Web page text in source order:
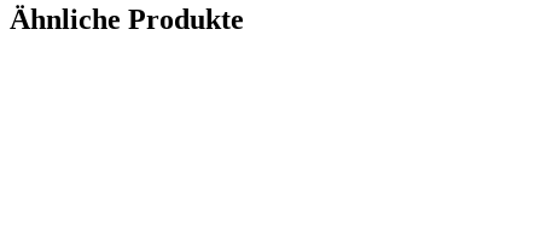
Ähnliche Produkte